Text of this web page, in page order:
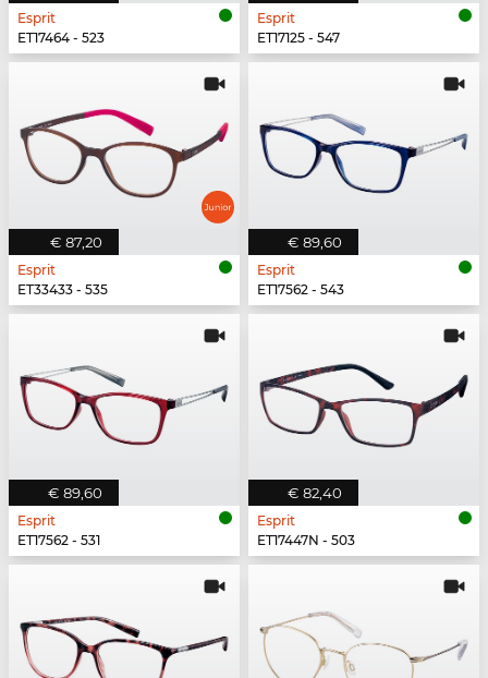
Esprit
ET17464 - 523
Esprit
ET17125 - 547
€ 87,20
Esprit
ET33433 - 535
€ 89,60
Esprit
ET17562 - 543
€ 89,60
Esprit
ET17562 - 531
€ 82,40
Esprit
ET17447N - 503